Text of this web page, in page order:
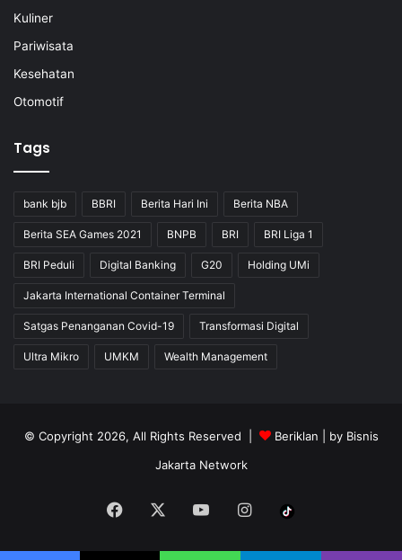
Kuliner
Pariwisata
Kesehatan
Otomotif
Tags
bank bjb BBRI Berita Hari Ini Berita NBA
Berita SEA Games 2021 BNPB BRI BRI Liga 1
BRI Peduli Digital Banking G20 Holding UMi
Jakarta International Container Terminal
Satgas Penanganan Covid-19 Transformasi Digital
Ultra Mikro UMKM Wealth Management
© Copyright 2026, All Rights Reserved | Beriklan | by Bisnis
Jakarta Network
Facebook YouTubeInstagram